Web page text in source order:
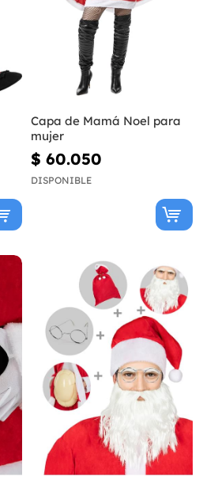
Capa de Mamá Noel para
mujer
$ 60.050
DISPONIBLE